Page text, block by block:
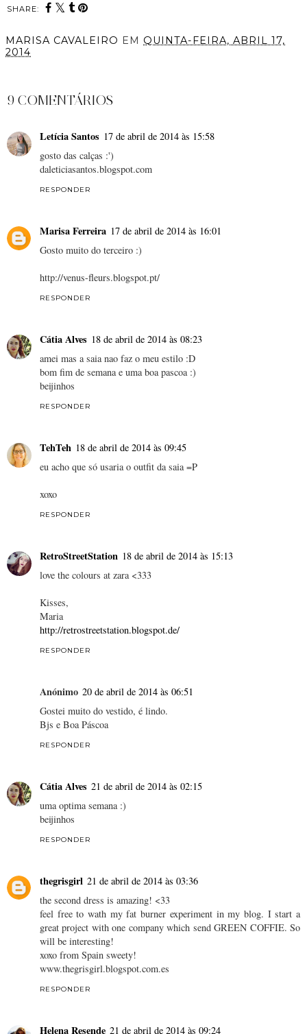
SHARE:
MARISA CAVALEIRO EM QUINTA-FEIRA, ABRIL 17,
2014
9 COMENTÁRIOS
Letícia Santos 17 de abril de 2014 às 15:58
gosto das calças :')
daleticiasantos.blogspot.com
RESPONDER
Marisa Ferreira 17 de abril de 2014 às 16:01
Gosto muito do terceiro :)
http://venus-fleurs.blogspot.pt/
RESPONDER
Cátia Alves 18 de abril de 2014 às 08:23
amei mas a saia nao faz o meu estilo :D
bom fim de semana e uma boa pascoa :)
beijinhos
RESPONDER
TehTeh 18 de abril de 2014 às 09:45
eu acho que só usaria o outfit da saia =P
xoxo
RESPONDER
RetroStreetStation 18 de abril de 2014 às 15:13
love the colours at zara <333
Kisses,
Maria
http://retrostreetstation.blogspot.de/
RESPONDER
Anónimo 20 de abril de 2014 às 06:51
Gostei muito do vestido, é lindo.
Bjs e Boa Páscoa
RESPONDER
Cátia Alves 21 de abril de 2014 às 02:15
uma optima semana :)
beijinhos
RESPONDER
thegrisgirl 21 de abril de 2014 às 03:36
the second dress is amazing! <33
feel free to wath my fat burner experiment in my blog. I start a
great project with one company which send GREEN COFFIE. So
will be interesting!
xoxo from Spain sweety!
www.thegrisgirl.blogspot.com.es
RESPONDER
Helena Resende 21 de abril de 2014 às 09:24